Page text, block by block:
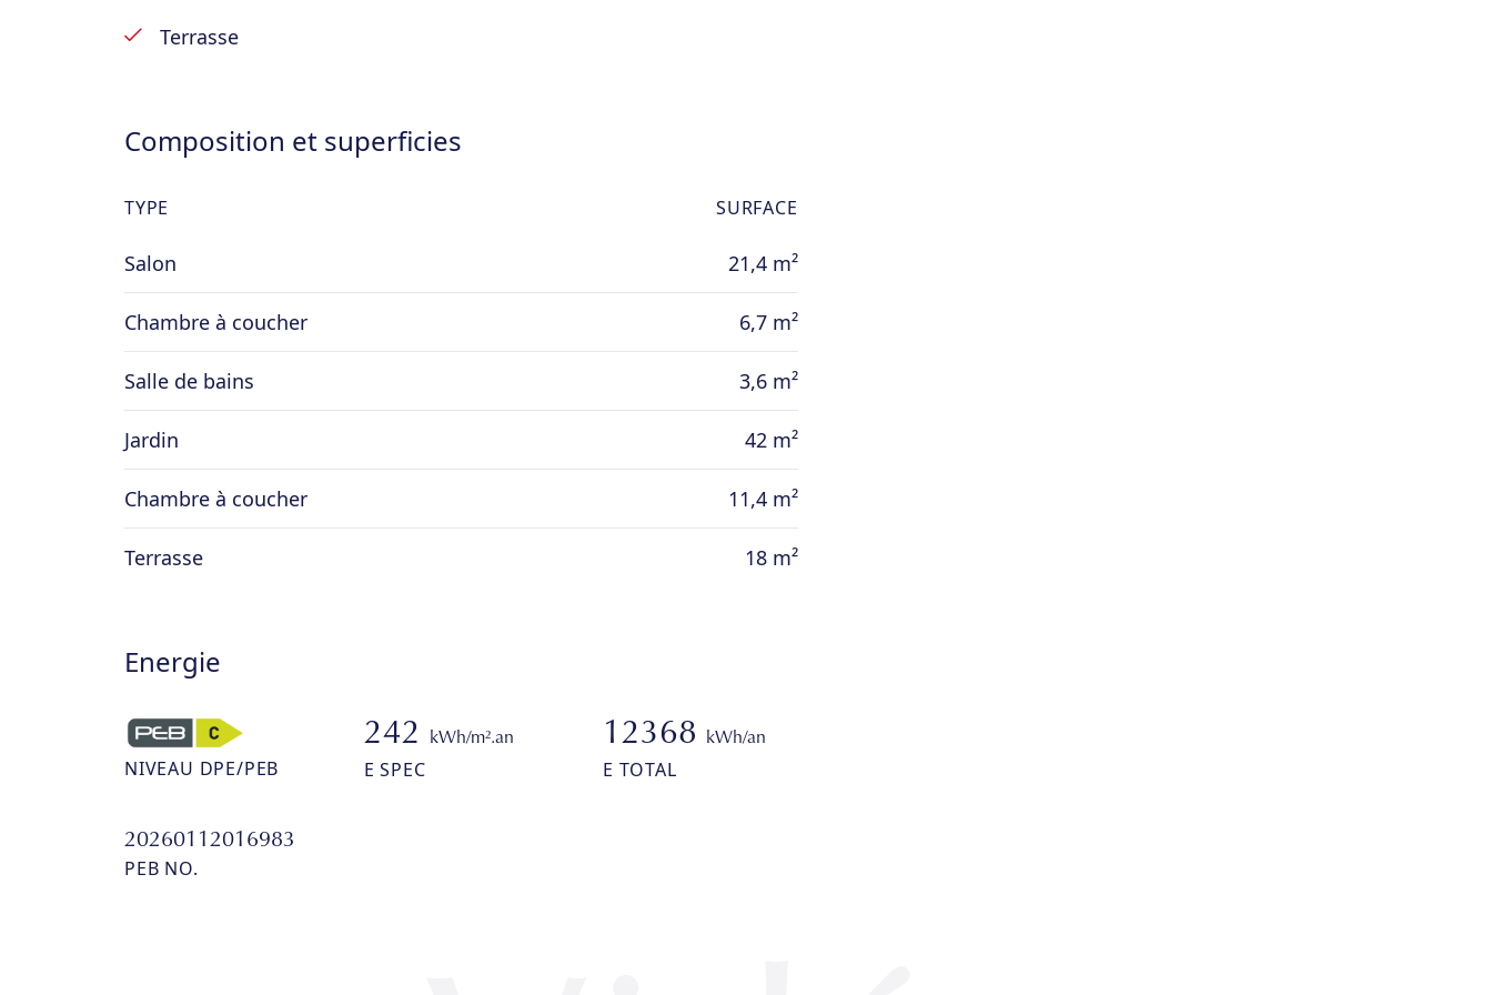
Terrasse
Composition et superficies
TYPE SURFACE
Salon 21,4 m²
Chambre à coucher 6,7 m²
Salle de bains 3,6 m²
Jardin 42 m²
Chambre à coucher 11,4 m²
Terrasse 18 m²
Energie
NIVEAU DPE/PEB
242 kWh/m².an
E SPEC
12368 kWh/an
E TOTAL
20260112016983
PEB NO.